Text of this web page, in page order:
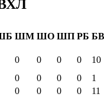
ШМ ШО ШП РБ БВ
0 0 0 0
10
0 0 0 0
1
0 0 0 0
11